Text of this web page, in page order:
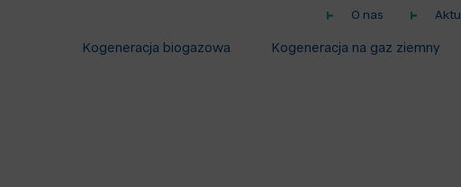
O nas
Kogeneracja biogazowa Kogeneracja na gaz ziemny